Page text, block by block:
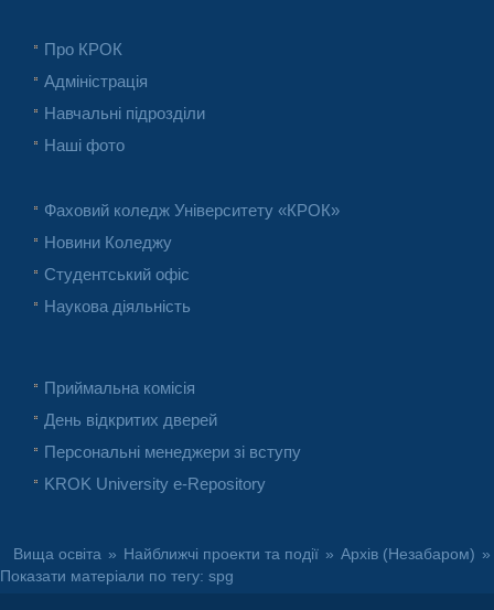
Про КРОК
Адміністрація
Навчальні підрозділи
Наші фото
Фаховий коледж Університету «КРОК»
Новини Коледжу
Студентський офіс
Наукова діяльність
Приймальна комісія
День відкритих дверей
Персональні менеджери зі вступу
KROK University e-Repository
Вища освіта » Найближчі проекти та події » Архів (Незабаром) »
Показати матеріали по тегу: spg